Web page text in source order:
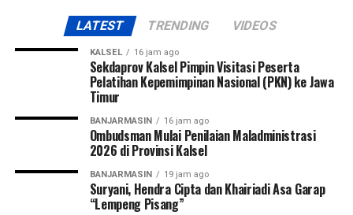
LATEST TRENDING VIDEOS
KALSEL 16 jam ago
Sekdaprov Kalsel Pimpin Visitasi Peserta
Pelatihan Kepemimpinan Nasional (PKN) ke Jawa
Timur
BANJARMASIN 16 jam ago
Ombudsman Mulai Penilaian Maladministrasi
2026 di Provinsi Kalsel
BANJARMASIN 19 jam ago
Suryani, Hendra Cipta dan Khairiadi Asa Garap
“Lempeng Pisang”